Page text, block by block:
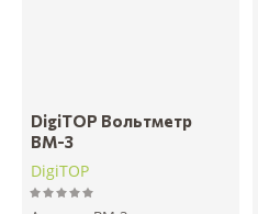
DigiTOP Вольтметр
ВМ-3
DigiTOP